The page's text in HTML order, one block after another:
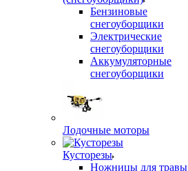
Бензиновые
снегоуборщики
Электрические
снегоуборщики
Аккумуляторные
снегоуборщики
Лодочные моторы
Кусторезы
Ножницы для травы